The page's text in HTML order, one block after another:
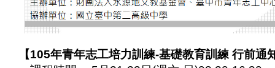
【105年青年志工培力訓練-基礎教育訓練 行前通